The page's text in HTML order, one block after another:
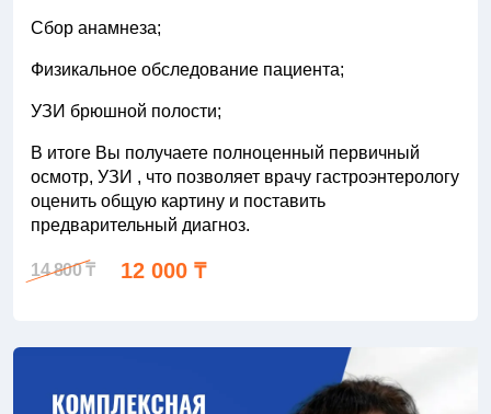
Сбор анамнеза;
Физикальное обследование пациента;
УЗИ брюшной полости;
В итоге Вы получаете полноценный первичный
осмотр, УЗИ , что позволяет врачу гастроэнтерологу
оценить общую картину и поставить
предварительный диагноз.
14 800 ₸ 12 000 ₸